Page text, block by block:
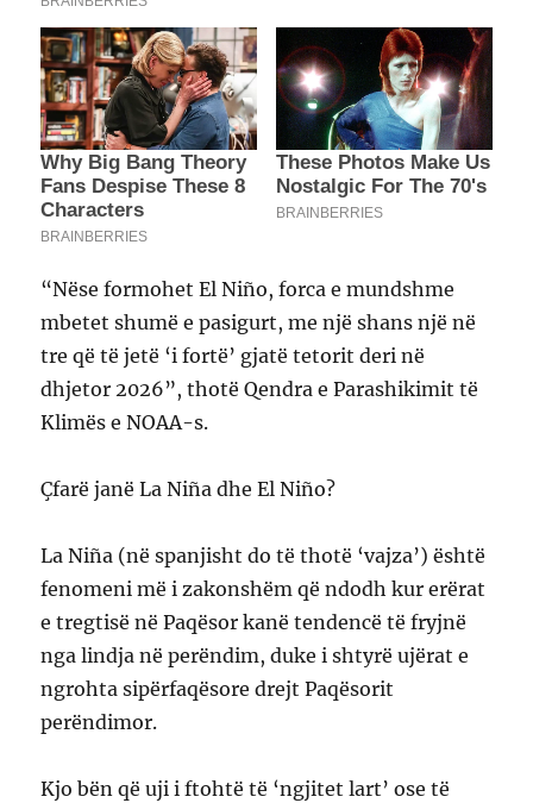
“Nëse formohet El Niño, forca e mundshme
mbetet shumë e pasigurt, me një shans një në
tre që të jetë ‘i fortë’ gjatë tetorit deri në
dhjetor 2026”, thotë Qendra e Parashikimit të
Klimës e NOAA-s.
Çfarë janë La Niña dhe El Niño?
La Niña (në spanjisht do të thotë ‘vajza’) është
fenomeni më i zakonshëm që ndodh kur erërat
e tregtisë në Paqësor kanë tendencë të fryjnë
nga lindja në perëndim, duke i shtyrë ujërat e
ngrohta sipërfaqësore drejt Paqësorit
perëndimor.
Kjo bën që uji i ftohtë të ‘ngjitet lart’ ose të